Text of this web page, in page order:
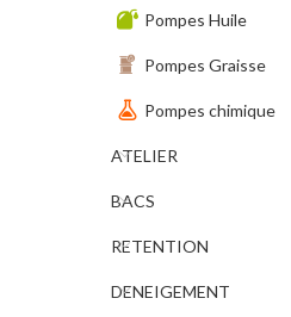
Pompes Huile
Pompes Graisse
Pompes chimique
ATELIER
BACS
RETENTION
DENEIGEMENT